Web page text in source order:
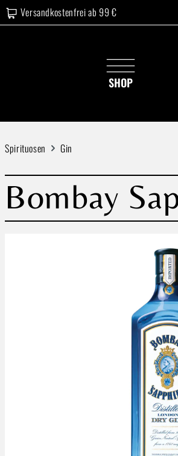
Hauptinhalt springen
Zur Suche springen
Zur Hauptnavigation springen
Versandkostenfrei ab 99 €
SHOP
Spirituosen Gin
Bombay